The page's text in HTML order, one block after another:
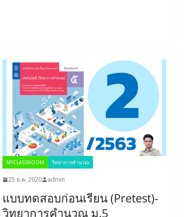
MYCLASSROOM วิทยาการคำนวณ
25 ธ.ค. 2020 admin
แบบทดสอบก่อนเรียน (Pretest)-
วิทยาการคำนวณ ม.5